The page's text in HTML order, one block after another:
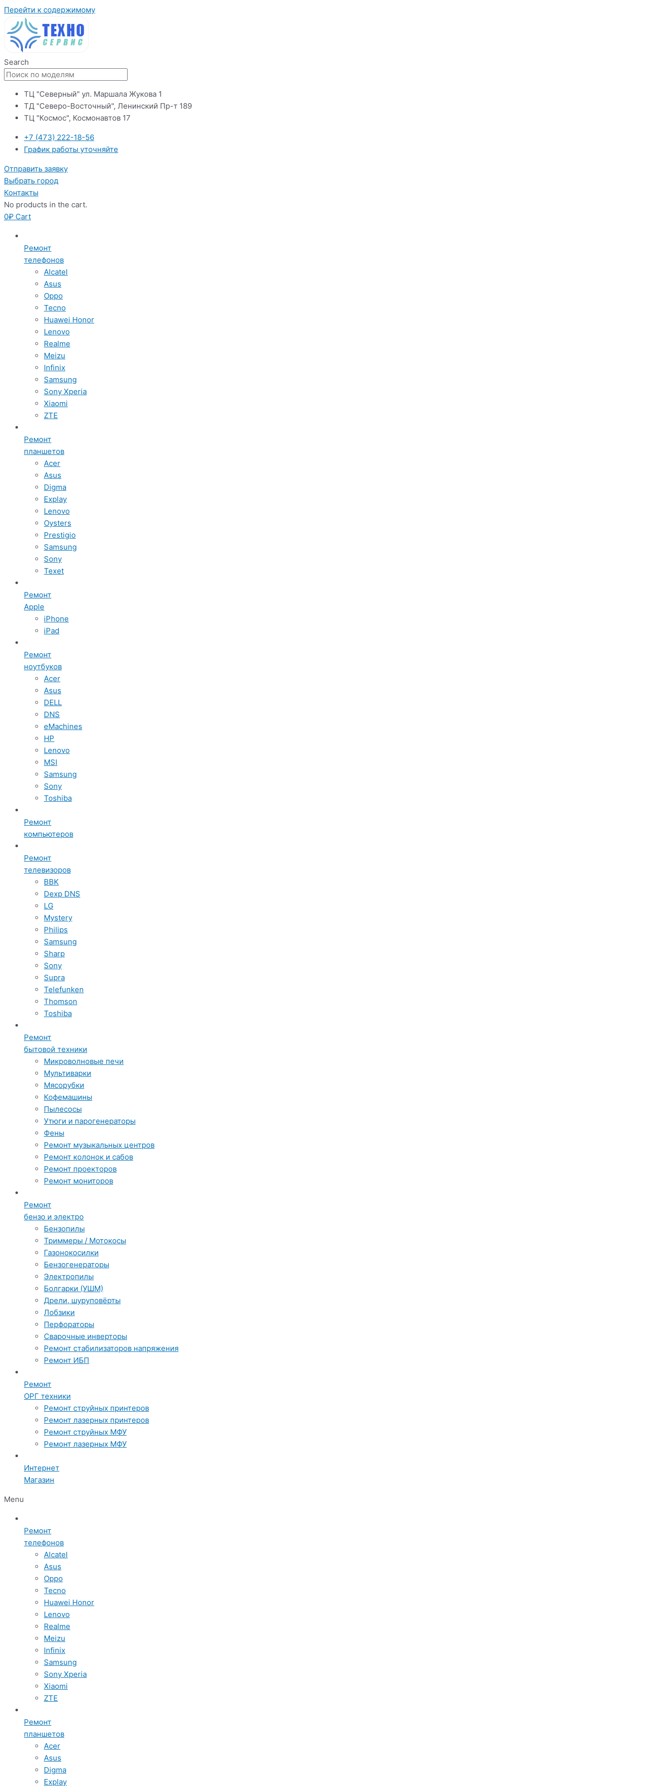
Перейти к содержимому
Search
ТЦ "Северный" ул. Маршала Жукова 1
ТД "Северо-Восточный", Ленинский Пр-т 189
ТЦ "Космос", Космонавтов 17
+7 (473) 222-18-56
График работы уточняйте
Отправить заявку
Выбрать город
Контакты
No products in the cart.
0₽ Cart
Ремонт
телефонов
Alcatel
Asus
Oppo
Tecno
Huawei Honor
Lenovo
Realme
Meizu
Infinix
Samsung
Sony Xperia
Xiaomi
ZTE
Ремонт
планшетов
Acer
Asus
Digma
Explay
Lenovo
Oysters
Prestigio
Samsung
Sony
Texet
Ремонт
Apple
iPhone
iPad
Ремонт
ноутбуков
Acer
Asus
DELL
DNS
eMachines
HP
Lenovo
MSI
Samsung
Sony
Toshiba
Ремонт
компьютеров
Ремонт
телевизоров
BBK
Dexp DNS
LG
Mystery
Philips
Samsung
Sharp
Sony
Supra
Telefunken
Thomson
Toshiba
Ремонт
бытовой техники
Микроволновые печи
Мультиварки
Мясорубки
Кофемашины
Пылесосы
Утюги и парогенераторы
Фены
Ремонт музыкальных центров
Ремонт колонок и сабов
Ремонт проекторов
Ремонт мониторов
Ремонт
бензо и электро
Бензопилы
Триммеры / Мотокосы
Газонокосилки
Бензогенераторы
Электропилы
Болгарки (УШМ)
Дрели, шуруповёрты
Лобзики
Перфораторы
Сварочные инверторы
Ремонт стабилизаторов напряжения
Ремонт ИБП
Ремонт
ОРГ техники
Ремонт струйных принтеров
Ремонт лазерных принтеров
Ремонт струйных МФУ
Ремонт лазерных МФУ
Интернет
Магазин
Menu
Ремонт
телефонов
Alcatel
Asus
Oppo
Tecno
Huawei Honor
Lenovo
Realme
Meizu
Infinix
Samsung
Sony Xperia
Xiaomi
ZTE
Ремонт
планшетов
Acer
Asus
Digma
Explay